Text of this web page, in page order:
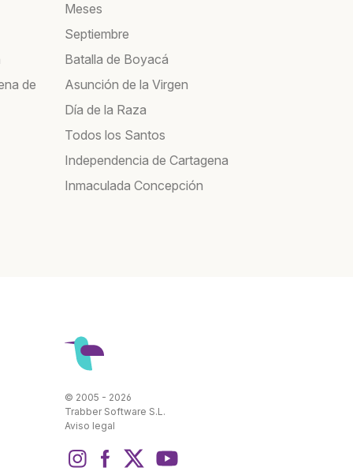
de
Meses
Septiembre
Batalla de Boyacá
Asunción de la Virgen
Día de la Raza
Todos los Santos
Independencia de Cartagena
Inmaculada Concepción
© 2005 - 2026
Trabber Software S.L.
Aviso legal